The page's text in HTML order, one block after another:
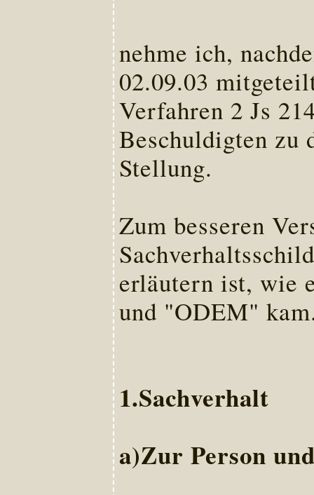
nehme ich,
02.09.03
Verfahren 2 Js
Beschuldigten zu
Stellung.
Zum besseren
erläutern ist, wie
und "ODEM"
1.Sachverhalt
a)Zur Person